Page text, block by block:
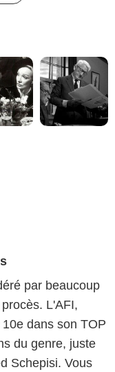
par beaucoup
L'AFI,
dans son TOP
du genre, juste
Schepisi. Vous